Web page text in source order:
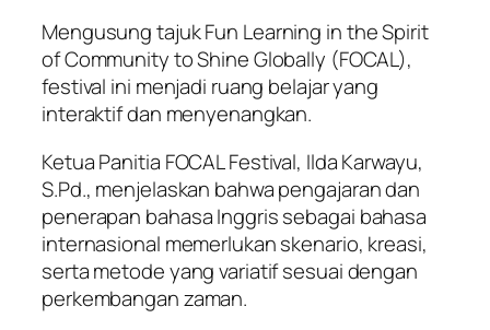
Mengusung tajuk Fun Learning in the Spirit
of Community to Shine Globally (FOCAL),
festival ini menjadi ruang belajar yang
interaktif dan menyenangkan.
Ketua Panitia FOCAL Festival, Ilda Karwayu,
S.Pd., menjelaskan bahwa pengajaran dan
penerapan bahasa Inggris sebagai bahasa
internasional memerlukan skenario, kreasi,
serta metode yang variatif sesuai dengan
perkembangan zaman.